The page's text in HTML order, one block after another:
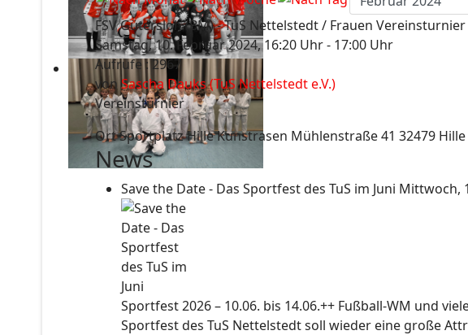
FSV Gütersloh (BM) - TuS Nettelstedt / Frauen Vereinsturnier
Samstag, 10. Februar 2024, 16:20 Uhr - 17:00 Uhr
Aufrufe: 2967
vonSascha Dauks (TuS Nettelstedt e.V.)
Vereinsturnier
OrtSportplatz Hille Kunstrasen Mühlenstraße 41 32479 Hille
News
Save the Date - Das Sportfest des TuS im Juni Mittwoch,
Sportfest 2026 – 10.06. bis 14.06.++ Fußball-WM und
Sportfest des TuS Nettelstedt soll wieder eine große